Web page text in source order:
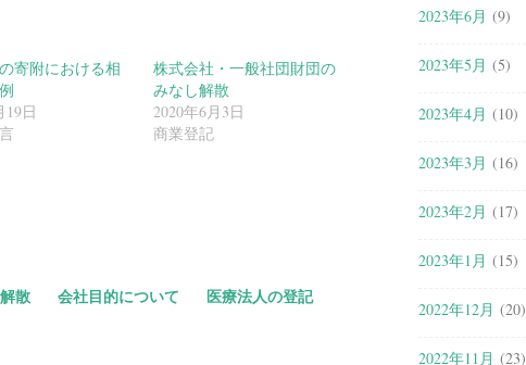
寄附における相
19日
株式会社・一般社団財団の
みなし解散
2020年6月3日
商業登記
散 会社目的について
医療法人の登記
2023年6月 (9)
2023年5月 (5)
2023年4月 (10)
2023年3月 (16)
2023年2月 (17)
2023年1月 (15)
2022年12月 (20)
2022年11月 (23)